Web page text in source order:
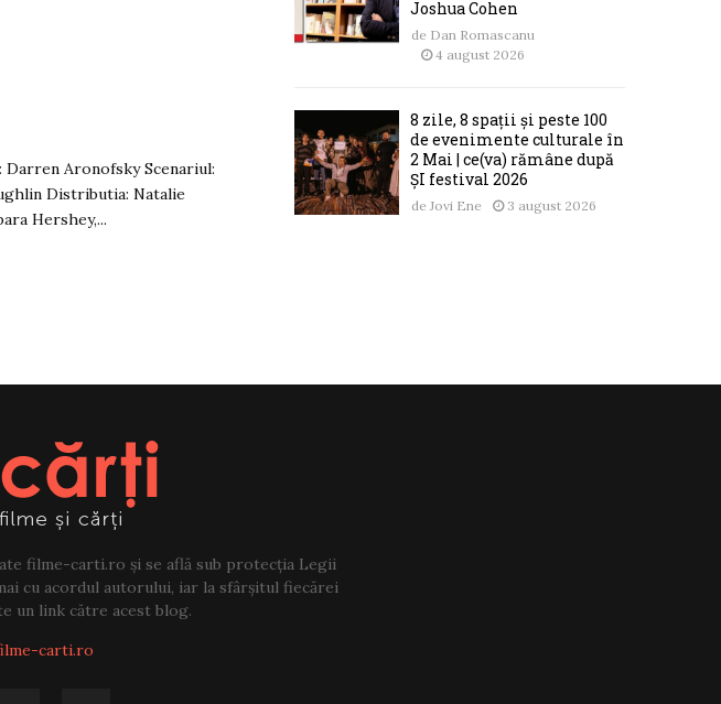
Darren Aronofsky Scenariul:
Distributia: Natalie
Hershey,...
Joshua Cohen
de Dan Romascanu
4 august 2026
8 zile, 8 spații și peste 100
de evenimente culturale în
2 Mai | ce(va) rămâne după
ȘI festival 2026
de Jovi Ene 3 august 2026
filme-carti.ro și se află sub protecția Legii
cu acordul autorului, iar la sfârșitul fiecărei
un link către acest blog.
carti.ro